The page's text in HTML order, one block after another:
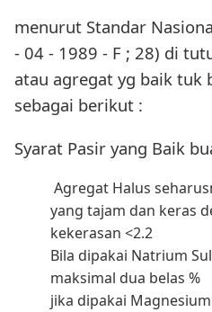
menurut Standar
- 04 - 1989 - F ; 28) di
atau agregat yg baik tuk
sebagai berikut :
Syarat Pasir yang Baik
Agregat Halus
yang tajam dan keras
kekerasan <2.2
Bila dipakai Natrium
maksimal dua belas %
jika dipakai